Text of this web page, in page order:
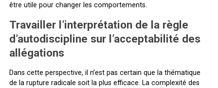
être utile pour changer les comportements.
Travailler l’interprétation de la règle
d’autodiscipline sur l’acceptabilité des
allégations
Dans cette perspective, il n’est pas certain que la thématique
de la rupture radicale soit la plus efficace. La complexité des